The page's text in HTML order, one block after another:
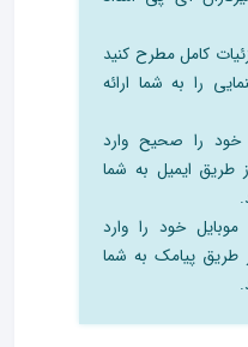
کامل مطرح کنید
را به شما ارائه
را صحیح وارد
طریق ایمیل به شما
خود را وارد
طریق پیامک به شما